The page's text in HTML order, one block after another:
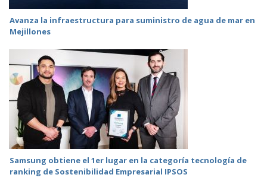
Avanza la infraestructura para suministro de agua de mar en
Mejillones
Samsung obtiene el 1er lugar en la categoría tecnología de
ranking de Sostenibilidad Empresarial IPSOS